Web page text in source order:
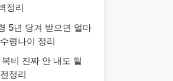
정리
5년 당겨 받으면 얼마
령나이 정리
비 진짜 안 내도 될
정리